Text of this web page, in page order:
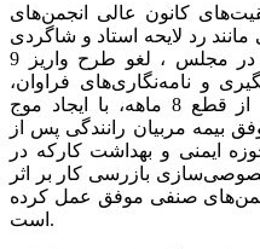
کانون عالی انجمن‌های
رد لایحه استاد و شاگردی
با مستندسازی و لابی‌گری موفق در مجلس ، لغو طرح واریز 9
و نامه‌نگاری‌های فراوان،
احیای طرح کالابرگ کارگری پس از قطع 8 ماهه، با ایجاد موج
بیمه مربیان رانندگی پس از
ایمنی و بهداشت کارکه در
بازرسی کار بر اثر
صنفی موفق عمل کرده
است.